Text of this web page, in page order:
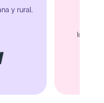
y rural.
Ideal